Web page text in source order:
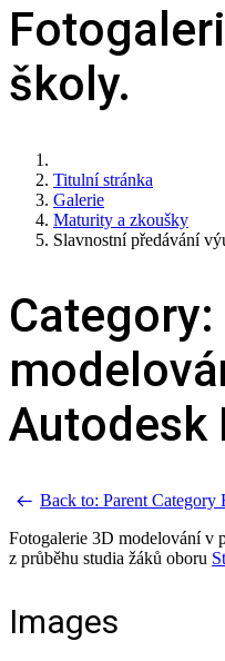
školy.
Titulní stránka
Galerie
Maturity a zkoušky
Slavnostní předávání
Category:
Autodesk
Back to: Parent Category
Fotogalerie 3D modelování v
z průběhu studia žáků oboru
Images